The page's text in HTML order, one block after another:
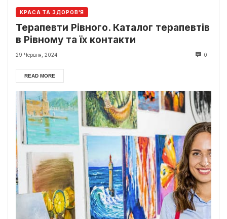
КРАСА ТА ЗДОРОВ'Я
Терапевти Рівного. Каталог терапевтів
в Рівному та їх контакти
29 Червня, 2024 0
READ MORE